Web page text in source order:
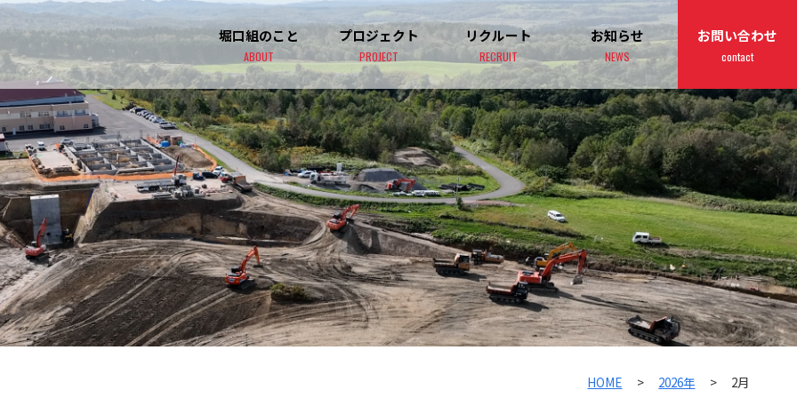
堀口組のこと
ABOUT
プロジェクト
PROJECT
リクルート
RECRUIT
お知らせ
NEWS
お問い合わせ
contact
HOME > 2026年 > 2月